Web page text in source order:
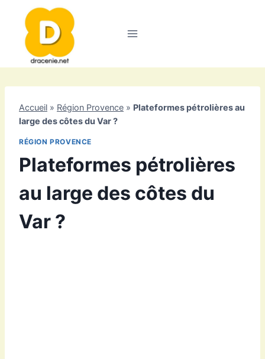
contenu
Accueil » Région Provence » Plateformes pétrolières au
large des côtes du Var ?
RÉGION PROVENCE
Plateformes pétrolières
au large des côtes du
Var ?